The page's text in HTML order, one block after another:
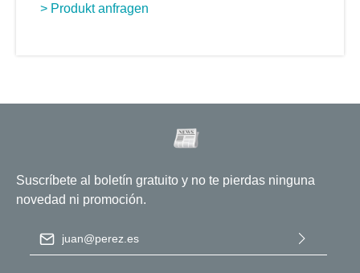
> Produkt anfragen
Suscríbete al boletín gratuito y no te pierdas ninguna
novedad ni promoción.
Dirección de correo electrónico